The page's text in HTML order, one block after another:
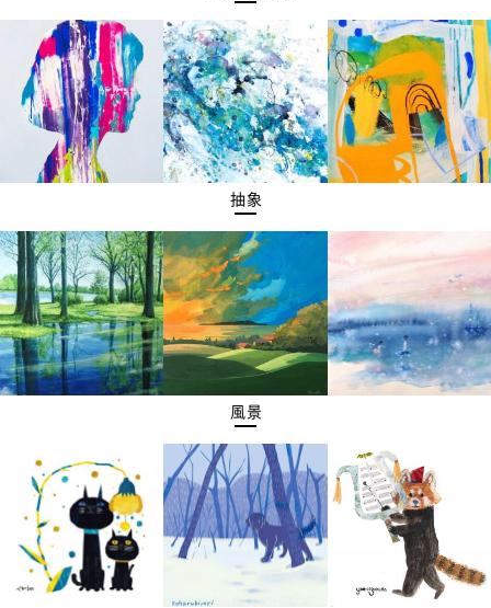
抽象
風景